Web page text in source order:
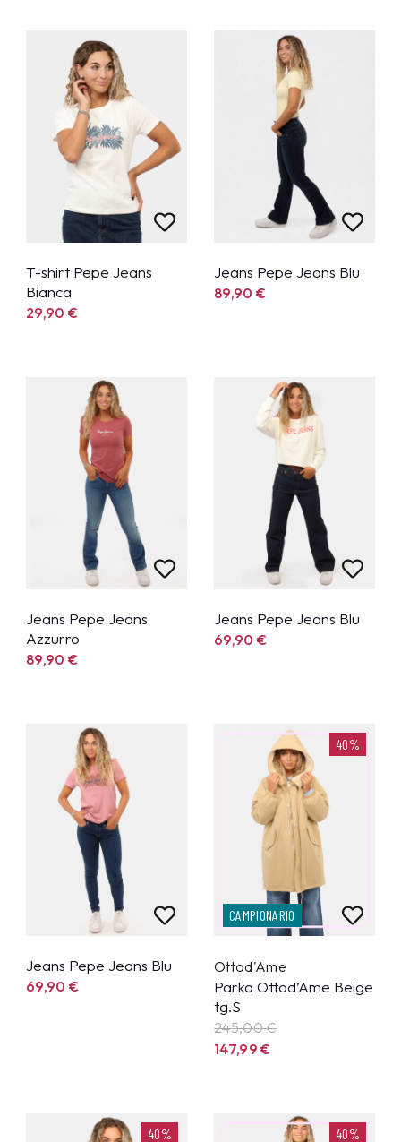
T-shirt Pepe Jeans
Bianca
29,90€
Jeans Pepe Jeans Blu
89,90€
Jeans Pepe Jeans
Azzurro
89,90€
Jeans Pepe Jeans Blu
69,90€
Jeans Pepe Jeans Blu
69,90€
40%
CAMPIONARIO
Ottod'Ame
Parka Ottod’Ame Beige
tg.S
245,00 €
147,99€
40% 40%